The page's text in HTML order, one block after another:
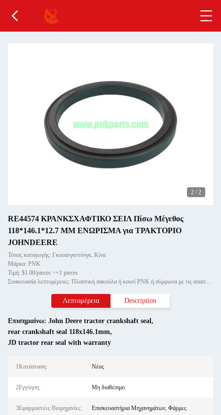
2 / 2
RE44574 ΚΡΑΝΚΣΧΑΦΤΙΚΟ ΣΕΙΛ Πίσω Μέγεθος
118*146.1*12.7 MM ΕΝΩΡΙΣΜΑ για ΤΡΑΚΤΟΡΙΟ
JOHNDEERE
Τόπος καταγωγής: Γκουανγκντόνγκ, Κίνα
Μάρκα: PNK
Τιμή: $1.00/pieces >=1 pieces
Συσκευασία λεπτομέρειες: Πλαστική σακούλα ή κουτί PNK ή σύμφωνα με τις απαιτήσεις σας.
Λεπτομέρεια Description
Επισημαίνω: John Deere tractor crankshaft seal,
rear crankshaft seal 118x146.1mm,
JD tractor rear seal with warranty
1Κατάσταση: Νέος
2Εγγύηση: Μη διαθέσιμο
3Εφαρμοστέες Βιομηχανίες: Επισκευαστήρια Μηχανημάτων, Φάρμες